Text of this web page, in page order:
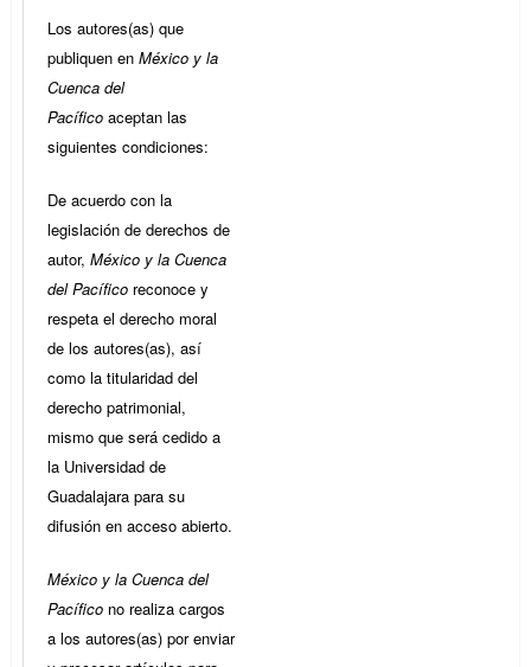
Los autores(as) que
publiquen en México y la
Cuenca del
Pacífico aceptan las
siguientes condiciones:
De acuerdo con la
legislación de derechos de
autor, México y la Cuenca
del Pacífico reconoce y
respeta el derecho moral
de los autores(as), así
como la titularidad del
derecho patrimonial,
mismo que será cedido a
la Universidad de
Guadalajara para su
difusión en acceso abierto.
México y la Cuenca del
Pacífico no realiza cargos
a los autores(as) por enviar